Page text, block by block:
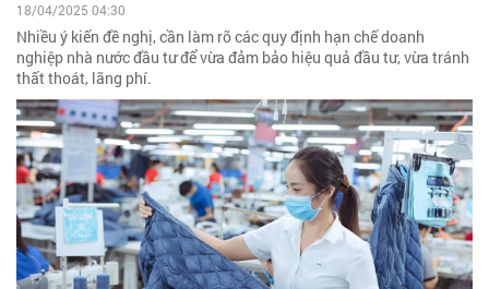
18/04/2025 04:30
Nhiều ý kiến đề nghị, cần làm rõ các quy định hạn chế doanh
nghiệp nhà nước đầu tư để vừa đảm bảo hiệu quả đầu tư, vừa tránh
thất thoát, lãng phí.